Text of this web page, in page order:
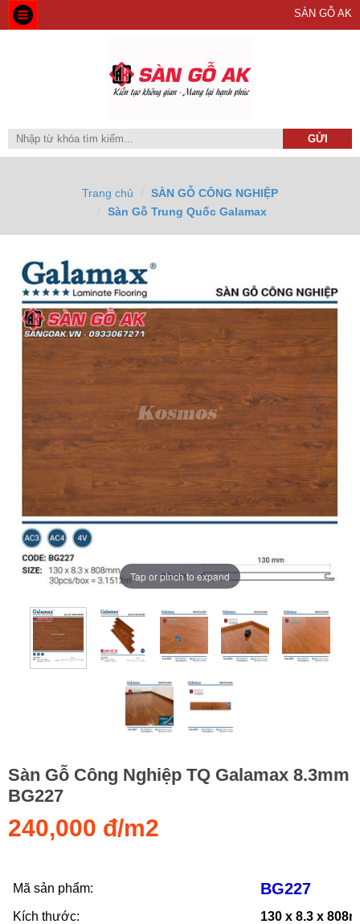
SÀN GỖ AK
Trang chủ
SÀN GỖ CÔNG NGHIỆP
Sàn Gỗ Trung Quốc Galamax
Tap or pinch to expand
Sàn Gỗ Công Nghiệp TQ Galamax 8.3mm
BG227
240,000 đ/m2
Mã sản phẩm: BG227
Kích thước: 130 x 8.3 x